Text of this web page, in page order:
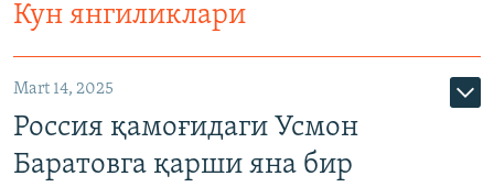
Кун янгиликлари
Mart 14, 2025
Россия қамоғидаги Усмон
Баратовга қарши яна бир